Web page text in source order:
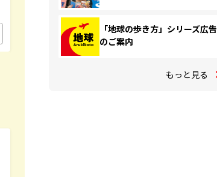
「地球の歩き方」シリーズ広告
のご案内
もっと見る